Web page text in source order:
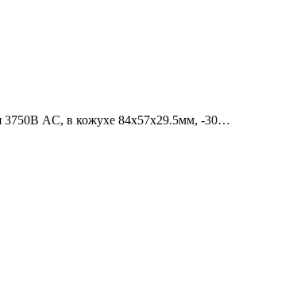
AC, в кожухе 84х57х29.5мм, -30…